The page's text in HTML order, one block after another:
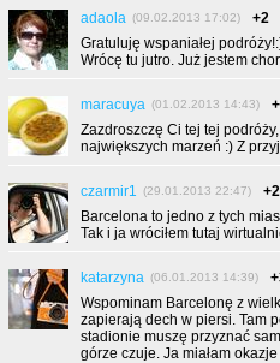
adaola (09.02.2013 17:02)
+2
Gratuluję wspaniałej
Wrócę tu jutro. Już jestem
maracuya (01.02.2013 14:43)
Zazdroszczę Ci tej tej
największych marzeń :) Z
czarmir1 (29.01.2013 22:47)
+2
Barcelona to jedno z tych
Tak i ja wróciłem tutaj
katarzyna (06.01.2013 14:39)
Wspominam Barcelonę z
zapierają dech w piersi. Tam
stadionie muszę przyznać
górze czuje. Ja miałam